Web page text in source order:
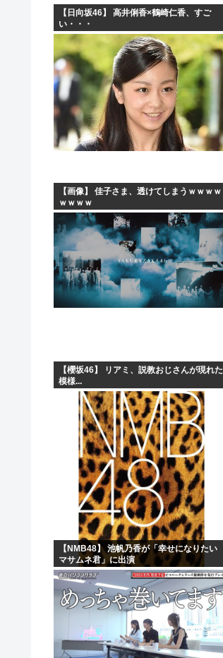
【日向坂46】 高井俐香×鶴崎仁香、すご
い・・・
【画像】 佳子さま、透けてしまうｗｗｗｗ
ｗｗｗｗ
【櫻坂46】 リアミ、説教おじさんが現れた
模様...
【NMB48】 池帆乃香が「幸せになりたい
マサムネ君」に出演